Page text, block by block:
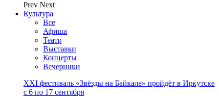
Prev Next
Культура
Все
Афиша
Театр
Выставки
Концерты
Вечеринки
XXI фестиваль «Звёзды на Байкале» пройдёт в Иркутске
с 6 по 17 сентября